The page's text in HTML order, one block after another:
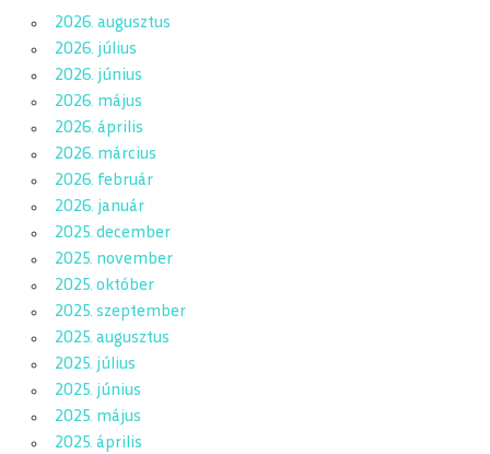
2026. augusztus
2026. július
2026. június
2026. május
2026. április
2026. március
2026. február
2026. január
2025. december
2025. november
2025. október
2025. szeptember
2025. augusztus
2025. július
2025. június
2025. május
2025. április